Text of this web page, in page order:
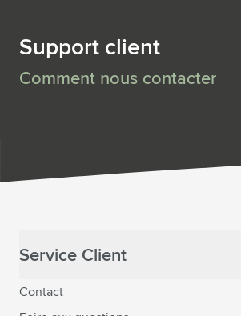
Support client
Comment nous contacter
Service Client
Contact